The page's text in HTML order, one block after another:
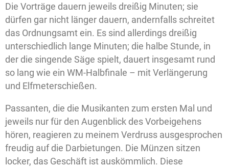
Die Vorträge dauern jeweils dreißig Minuten; sie
dürfen gar nicht länger dauern, andernfalls schreitet
das Ordnungsamt ein. Es sind allerdings dreißig
unterschiedlich lange Minuten; die halbe Stunde, in
der die singende Säge spielt, dauert insgesamt rund
so lang wie ein WM-Halbfinale – mit Verlängerung
und Elfmeterschießen.
Passanten, die die Musikanten zum ersten Mal und
jeweils nur für den Augenblick des Vorbeigehens
hören, reagieren zu meinem Verdruss ausgesprochen
freudig auf die Darbietungen. Die Münzen sitzen
locker, das Geschäft ist auskömmlich. Diese